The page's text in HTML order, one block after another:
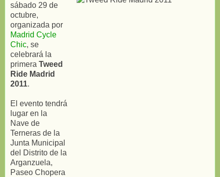
sábado 29 de
octubre,
organizada por
Madrid Cycle
Chic, se
celebrará la
primera Tweed
Ride Madrid
2011.
El evento tendrá
lugar en la
Nave de
Terneras de la
Junta Municipal
del Distrito de la
Arganzuela,
Paseo Chopera